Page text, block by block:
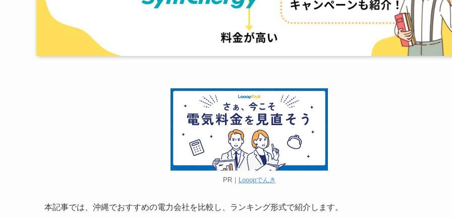
PR｜ Looopでんき
本記事では、沖縄でおすすめの電力会社を比較し、ランキング形式で紹介します。